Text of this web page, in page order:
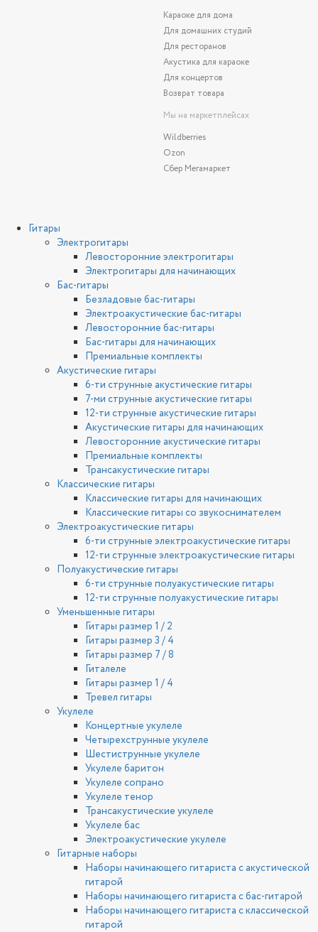
Караоке для дома
Для домашних студий
Для ресторанов
Акустика для караоке
Для концертов
Возврат товара
Мы на маркетплейсах
Wildberries
Ozon
Сбер Мегамаркет
Гитары
Электрогитары
Левосторонние электрогитары
Электрогитары для начинающих
Бас-гитары
Безладовые бас-гитары
Электроакустические бас-гитары
Левосторонние бас-гитары
Бас-гитары для начинающих
Премиальные комплекты
Акустические гитары
6-ти струнные акустические гитары
7-ми струнные акустические гитары
12-ти струнные акустические гитары
Акустические гитары для начинающих
Левосторонние акустические гитары
Премиальные комплекты
Трансакустические гитары
Классические гитары
Классические гитары для начинающих
Классические гитары со звукоснимателем
Электроакустические гитары
6-ти струнные электроакустические гитары
12-ти струнные электроакустические гитары
Полуакустические гитары
6-ти струнные полуакустические гитары
12-ти струнные полуакустические гитары
Уменьшенные гитары
Гитары размер 1 / 2
Гитары размер 3 / 4
Гитары размер 7 / 8
Гиталеле
Гитары размер 1 / 4
Тревел гитары
Укулеле
Концертные укулеле
Четырехструнные укулеле
Шестиструнные укулеле
Укулеле баритон
Укулеле сопрано
Укулеле тенор
Трансакустические укулеле
Укулеле бас
Электроакустические укулеле
Гитарные наборы
Наборы начинающего гитариста с акустической
гитарой
Наборы начинающего гитариста с бас-гитарой
Наборы начинающего гитариста с классической
гитарой